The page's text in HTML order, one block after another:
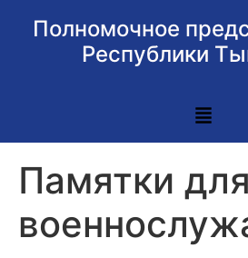
Полномочное
Республики
Памятки для